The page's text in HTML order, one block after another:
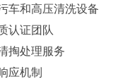
车和高压清洗设备
认证团队
掏处理服务
应机制